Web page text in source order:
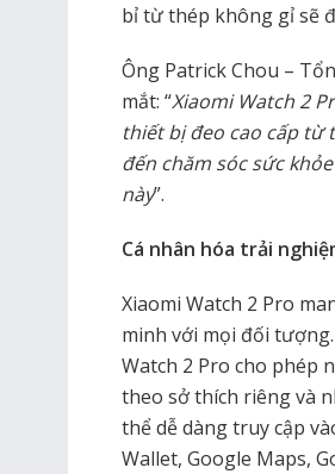
bỉ từ thép không gỉ sẽ
Ông Patrick Chou –
mắt: “Xiaomi Watch 2
thiết bị đeo cao cấp từ
đến chăm sóc sức
này”.
Cá nhân hóa trải
Xiaomi Watch 2 Pro
minh với mọi đối
Watch 2 Pro cho phép
theo sở thích riêng và
thể dễ dàng truy cập
Wallet, Google Maps,